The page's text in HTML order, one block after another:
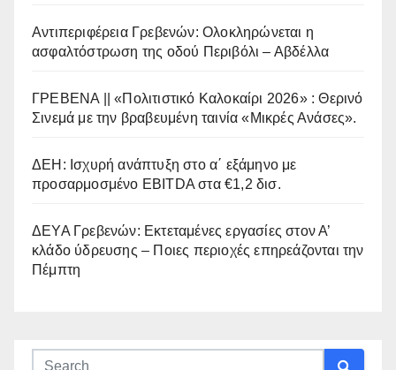
Αντιπεριφέρεια Γρεβενών: Ολοκληρώνεται η
ασφαλτόστρωση της οδού Περιβόλι – Αβδέλλα
ΓΡΕΒΕΝΑ || «Πολιτιστικό Καλοκαίρι 2026» : Θερινό
Σινεμά με την βραβευμένη ταινία «Μικρές Ανάσες».
ΔΕΗ: Ισχυρή ανάπτυξη στο α΄ εξάμηνο με
προσαρμοσμένο EBITDA στα €1,2 δισ.
ΔΕΥΑ Γρεβενών: Εκτεταμένες εργασίες στον Α’
κλάδο ύδρευσης – Ποιες περιοχές επηρεάζονται την
Πέμπτη